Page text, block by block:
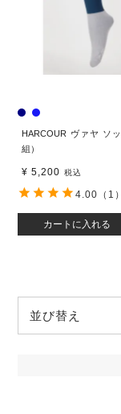
HARCOUR ヴァヤ ソ
組）
¥ 5,200 税込
カートに入れる
4.00 （1）
並び替え